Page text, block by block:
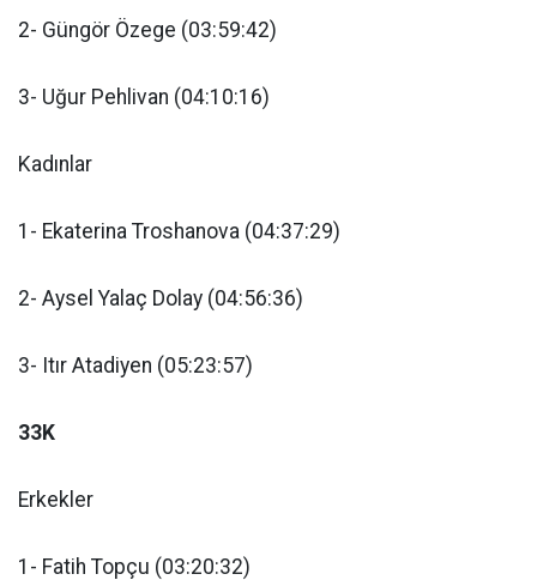
2- Güngör Özege (03:59:42)
3- Uğur Pehlivan (04:10:16)
Kadınlar
1- Ekaterina Troshanova (04:37:29)
2- Aysel Yalaç Dolay (04:56:36)
3- Itır Atadiyen (05:23:57)
33K
Erkekler
1- Fatih Topçu (03:20:32)